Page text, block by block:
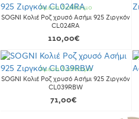
Άμεσα διαθέσιμο
SOGNI Κολιέ Ροζ χρυσό Ασήμι 925 Ζιργκόν
CL024RA
110,00€
Άμεσα διαθέσιμο
SOGNI Κολιέ Ροζ χρυσό Ασήμι 925 Ζιργκόν
CL039RBW
71,00€